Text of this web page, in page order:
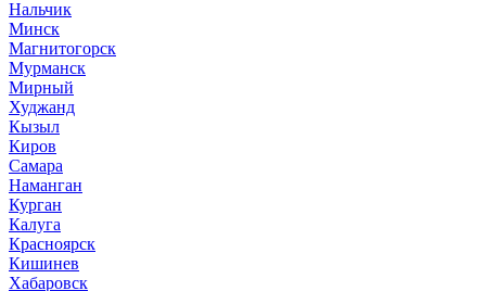
Нальчик
Минск
Магнитогорск
Мурманск
Мирный
Худжанд
Кызыл
Киров
Самара
Наманган
Курган
Калуга
Красноярск
Кишинев
Хабаровск